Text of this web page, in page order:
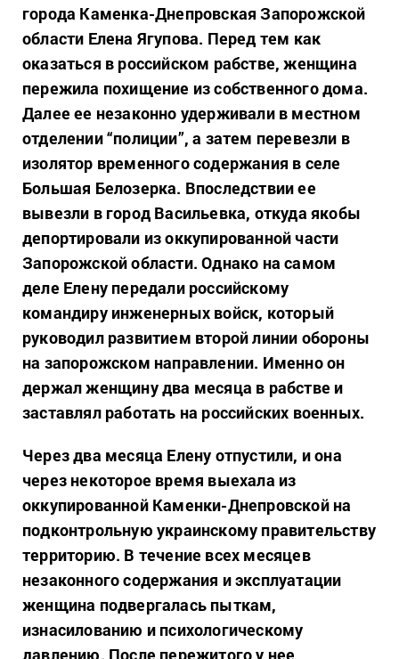
города Каменка-Днепровская Запорожской
области Елена Ягупова. Перед тем как
оказаться в российском рабстве, женщина
пережила похищение из собственного дома.
Далее ее незаконно удерживали в местном
отделении “полиции”, а затем перевезли в
изолятор временного содержания в селе
Большая Белозерка. Впоследствии ее
вывезли в город Васильевка, откуда якобы
депортировали из оккупированной части
Запорожской области. Однако на самом
деле Елену передали российскому
командиру инженерных войск, который
руководил развитием второй линии обороны
на запорожском направлении. Именно он
держал женщину два месяца в рабстве и
заставлял работать на российских военных.
Через два месяца Елену отпустили, и она
через некоторое время выехала из
оккупированной Каменки-Днепровской на
подконтрольную украинскому правительству
территорию. В течение всех месяцев
незаконного содержания и эксплуатации
женщина подвергалась пыткам,
изнасилованию и психологическому
давлению. После пережитого у нее